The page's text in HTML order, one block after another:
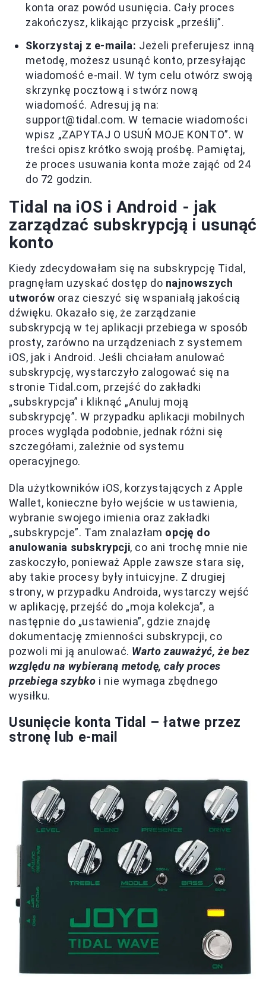
konta oraz powód usunięcia. Cały proces
zakończysz, klikając przycisk „prześlij”.
Skorzystaj z e-maila: Jeżeli preferujesz inną
metodę, możesz usunąć konto, przesyłając
wiadomość e-mail. W tym celu otwórz swoją
skrzynkę pocztową i stwórz nową
wiadomość. Adresuj ją na:
support@tidal.com. W temacie wiadomości
wpisz „ZAPYTAJ O USUŃ MOJE KONTO”. W
treści opisz krótko swoją prośbę. Pamiętaj,
że proces usuwania konta może zająć od 24
do 72 godzin.
Tidal na iOS i Android - jak
zarządzać subskrypcją i usunąć
konto
Kiedy zdecydowałam się na subskrypcję Tidal,
pragnęłam uzyskać dostęp do najnowszych
utworów oraz cieszyć się wspaniałą jakością
dźwięku. Okazało się, że zarządzanie
subskrypcją w tej aplikacji przebiega w sposób
prosty, zarówno na urządzeniach z systemem
iOS, jak i Android. Jeśli chciałam anulować
subskrypcję, wystarczyło zalogować się na
stronie Tidal.com, przejść do zakładki
„subskrypcja” i kliknąć „Anuluj moją
subskrypcję”. W przypadku aplikacji mobilnych
proces wygląda podobnie, jednak różni się
szczegółami, zależnie od systemu
operacyjnego.
Dla użytkowników iOS, korzystających z Apple
Wallet, konieczne było wejście w ustawienia,
wybranie swojego imienia oraz zakładki
„subskrypcje”. Tam znalazłam opcję do
anulowania subskrypcji, co ani trochę mnie nie
zaskoczyło, ponieważ Apple zawsze stara się,
aby takie procesy były intuicyjne. Z drugiej
strony, w przypadku Androida, wystarczy wejść
w aplikację, przejść do „moja kolekcja”, a
następnie do „ustawienia”, gdzie znajdę
dokumentację zmienności subskrypcji, co
pozwoli mi ją anulować. Warto zauważyć, że bez
względu na wybieraną metodę, cały proces
przebiega szybko i nie wymaga zbędnego
wysiłku.
Usunięcie konta Tidal – łatwe przez
stronę lub e-mail